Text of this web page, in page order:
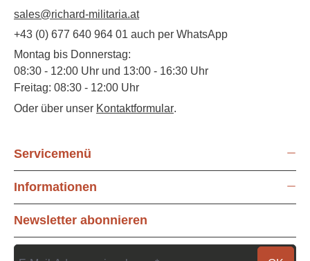
sales@richard-militaria.at
+43 (0) 677 640 964 01 auch per WhatsApp
Montag bis Donnerstag:
08:30 - 12:00 Uhr und 13:00 - 16:30 Uhr
Freitag: 08:30 - 12:00 Uhr
Oder über unser Kontaktformular.
Servicemenü
Informationen
Newsletter abonnieren